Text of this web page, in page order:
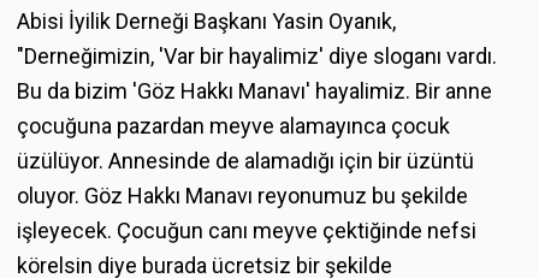
Abisi İyilik Derneği Başkanı Yasin Oyanık,
"Derneğimizin, 'Var bir hayalimiz' diye sloganı vardı.
Bu da bizim 'Göz Hakkı Manavı' hayalimiz. Bir anne
çocuğuna pazardan meyve alamayınca çocuk
üzülüyor. Annesinde de alamadığı için bir üzüntü
oluyor. Göz Hakkı Manavı reyonumuz bu şekilde
işleyecek. Çocuğun canı meyve çektiğinde nefsi
körelsin diye burada ücretsiz bir şekilde